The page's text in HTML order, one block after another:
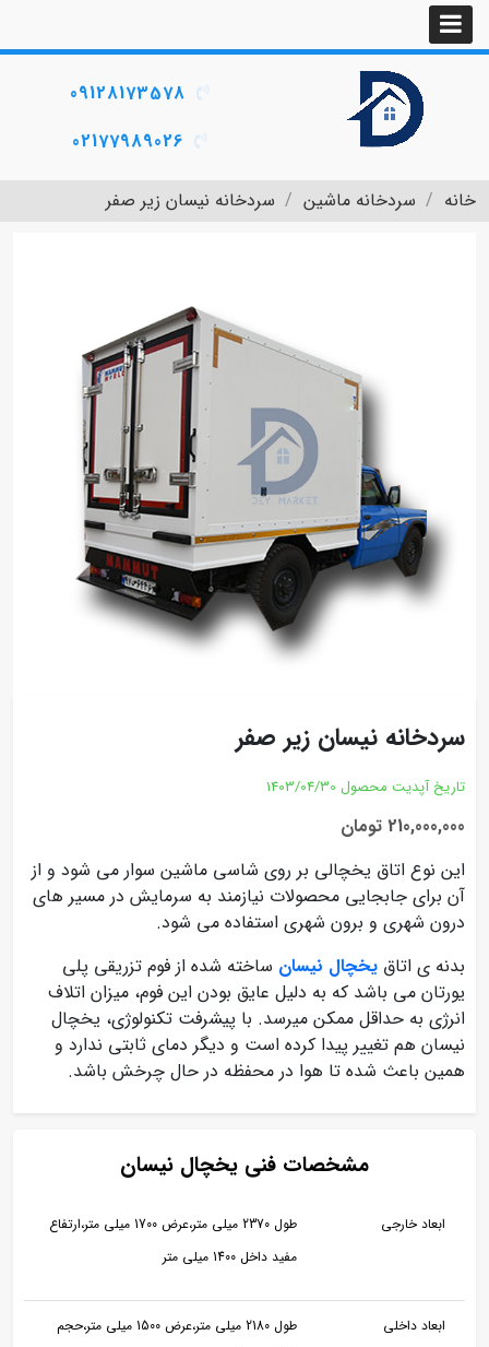
09128173578
02177989026
خانه سردخانه ماشین سردخانه نیسان زیر صفر
سردخانه نیسان زیر صفر
تاریخ آپدیت محصول 1403/04/30
210,000,000 تومان
این نوع اتاق یخچالی بر روی شاسی ماشین سوار می شود و از
آن برای جابجایی محصولات نیازمند به سرمایش در مسیر های
درون شهری و برون شهری استفاده می شود.
بدنه ی اتاق یخچال نیسان ساخته شده از فوم تزریقی پلی
یورتان می باشد که به دلیل عایق بودن این فوم، میزان اتلاف
انرژی به حداقل ممکن میرسد. با پیشرفت تکنولوژی، یخچال
نیسان هم تغییر پیدا کرده است و دیگر دمای ثابتی ندارد و
همین باعث شده تا هوا در محفظه در حال چرخش باشد.
مشخصات فنی یخچال نیسان
ابعاد خارجی
طول 2370 میلی متر،عرض 1700 میلی متر،ارتفاع
مفید داخل 1400 میلی متر
ابعاد داخلی
طول 2180 میلی متر،عرض 1500 میلی متر،حجم